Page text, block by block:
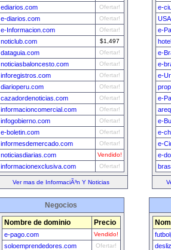
ediarios.com Ofertar!
e-diarios.com Ofertar!
e-Informacion.com Ofertar!
noticlub.com $1,497
dataguia.com Ofertar!
noticiasbaloncesto.com Ofertar!
inforegistros.com Ofertar!
diarioperu.com Ofertar!
cazadordenoticias.com Ofertar!
informacioncomercial.com Ofertar!
infogobierno.com Ofertar!
e-boletin.com Ofertar!
informesdemercado.com Ofertar!
noticiasdiarias.com Vendido!
informacionexclusiva.com Ofertar!
Ver mas de InformaciÃ³n Y Noticias
e-
e-
e-
e-
e-
e-
e-
e-
e-
e-
Negocios
Nombre de dominio Precio
e-pago.com Vendido!
soloemprendedores.com Ofertar!